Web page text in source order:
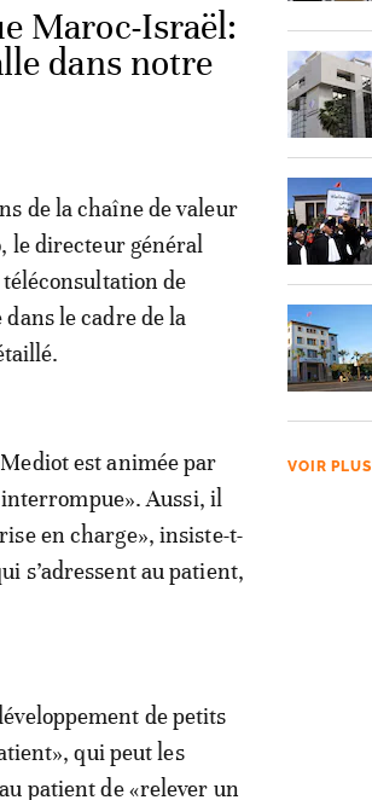
Maroc-Israël:
dans notre
de la chaîne de valeur
le directeur général
de
le cadre de la
est animée par
Aussi, il
en charge», insiste-t-
s’adressent au patient,
de petits
qui peut les
patient de «relever un
VOIR PLUS